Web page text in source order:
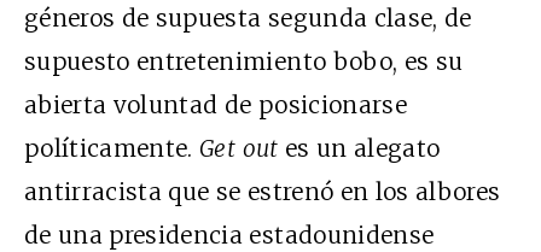
géneros de supuesta segunda clase, de
supuesto entretenimiento bobo, es su
abierta voluntad de posicionarse
políticamente. Get out es un alegato
antirracista que se estrenó en los albores
de una presidencia estadounidense